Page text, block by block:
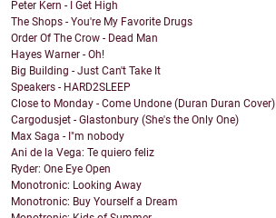
Peter Kern - I Get High
The Shops - You're My Favorite Drugs
Order Of The Crow - Dead Man
Hayes Warner - Oh!
Big Building - Just Can't Take It
Speakers - HARD2SLEEP
Close to Monday - Come Undone (Duran Duran Cover)
Cargodusjet - Glastonbury (She's the Only One)
Max Saga - I"m nobody
Ani de la Vega: Te quiero feliz
Ryder: One Eye Open
Monotronic: Looking Away
Monotronic: Buy Yourself a Dream